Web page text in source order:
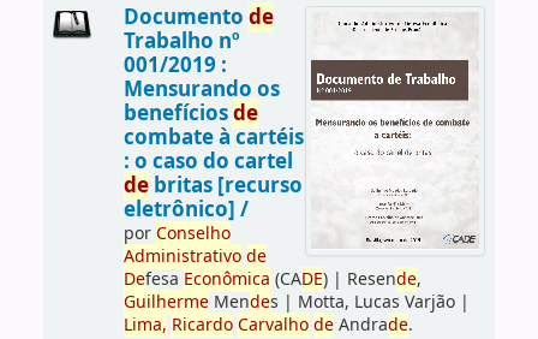
Documento de
Trabalho nº
001/2019 :
Mensurando os
benefíciosde
combate à cartéis
: o caso do cartel
debritas [recurso
eletrônico] /
porConselho
Administrativo de
Defesa Econômica (CADE)| Resende,
GuilhermeMendes | Motta, Lucas Varjão|
Lima, Ricardo Carvalho deAndrade.